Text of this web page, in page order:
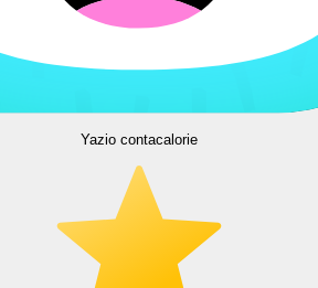
Yazio contacalorie